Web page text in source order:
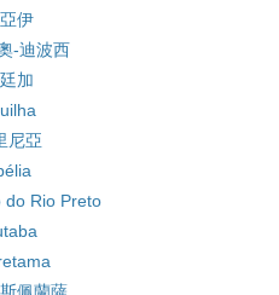
伊
-迪波西
加
尼亞
do Rio Preto